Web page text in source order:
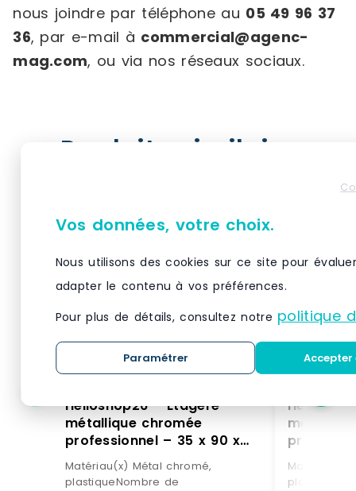
nous joindre par téléphone au 05 49 96 37
36, par e-mail à commercial@agenc-
mag.com, ou via nos réseaux sociaux.
Produits similaires
Helloshop26 – Étagère
métallique chromée
professionnel – 35 x 90 x
137 cm – 120 kg 14_0001534
– métal 3000187158980
Matériau(x) Métal chromé,
plastiqueNombre de
137 cm –
– métal
Matériau(x)
Vos données, votre choix.
Nous utilisons des cookies sur ce site pour
adapter le contenu à vos préférences.
Pour plus de détails, consultez notre politique
Paramétrer